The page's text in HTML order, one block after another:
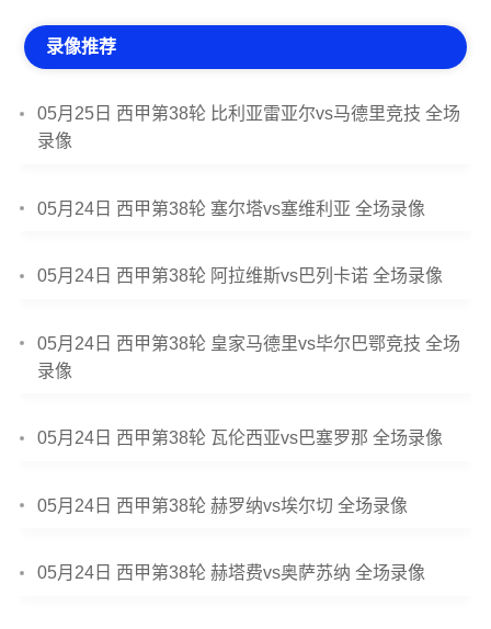
录像推荐
05月25日 西甲第38轮 比利亚雷亚尔vs马德里竞技 全场
录像
05月24日 西甲第38轮 塞尔塔vs塞维利亚 全场录像
05月24日 西甲第38轮 阿拉维斯vs巴列卡诺 全场录像
05月24日 西甲第38轮 皇家马德里vs毕尔巴鄂竞技 全场
录像
05月24日 西甲第38轮 瓦伦西亚vs巴塞罗那 全场录像
05月24日 西甲第38轮 赫罗纳vs埃尔切 全场录像
05月24日 西甲第38轮 赫塔费vs奥萨苏纳 全场录像